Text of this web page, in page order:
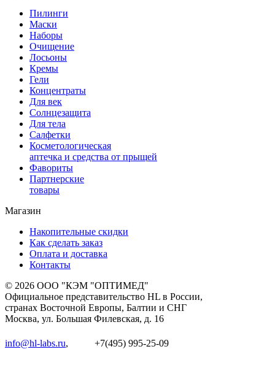
Пилинги
Маски
Наборы
Очищение
Лосьоны
Кремы
Гели
Концентраты
Для век
Солнцезащита
Для тела
Салфетки
Косметологическая
аптечка и средства от прыщей
Фавориты
Партнерские
товары
Магазин
Накопительные скидки
Как сделать заказ
Оплата и доставка
Контакты
© 2026 ООО "КЭМ "ОПТИМЕД"
Официальное представительство HL в России,
странах Восточной Европы, Балтии и СНГ
Москва, ул. Большая Филевская, д. 16
info@hl-labs.ru, +7(495) 995-25-09